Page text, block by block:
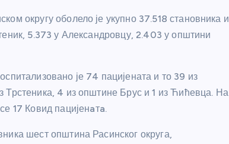
округу оболело је укупно 37.518 становника и
5.373 у Александровцу, 2.403 у општини
је 74 пацијената и то 39 из
4 из општине Брус и 1 из Ћићевца. На
17 Ковид пацијенaтa.
шест општина Расинског округа,